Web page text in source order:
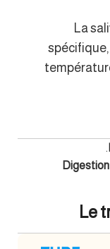
La
spécifique,
Le